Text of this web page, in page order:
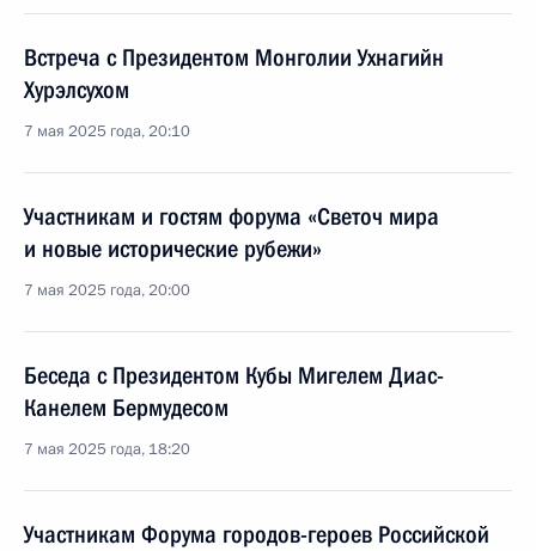
Встреча с Президентом Монголии Ухнагийн
Хурэлсухом
7 мая 2025 года, 20:10
Участникам и гостям форума «Светоч мира
и новые исторические рубежи»
7 мая 2025 года, 20:00
Беседа с Президентом Кубы Мигелем Диас-
Канелем Бермудесом
7 мая 2025 года, 18:20
Участникам Форума городов-героев Российской